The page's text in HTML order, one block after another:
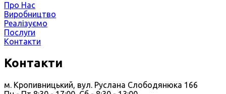
Про Нас
Виробництво
Реалізуємо
Послуги
Контакти
Контакти
м. Кропивницький, вул. Руслана Слободянюка 166